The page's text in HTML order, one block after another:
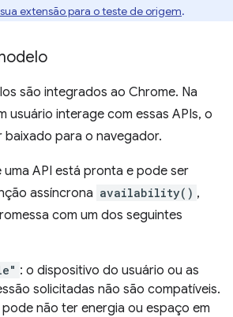
extensão para o teste de origem.
são integrados ao Chrome. Na
usuário interage com essas APIs, o
baixado para o navegador.
uma API está pronta e pode ser
assíncrona availability() ,
com um dos seguintes
: o dispositivo do usuário ou as
solicitadas não são compatíveis.
não ter energia ou espaço em